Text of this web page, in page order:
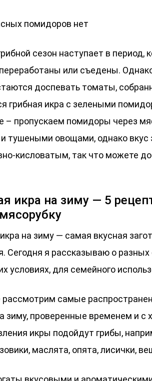
помидоров нет
сезон наступает в
или съедены.
доспевать томаты,
грибная икра с зелеными
– пропускаем помидоры через
тушеными овощами, однако вкус
кисловатым, так что можете
икра на зиму — 5
на зиму — самая вкусная
Сегодня я рассказываю о
условиях, для семейного
рассмотрим самые
зиму, проверенные временем и
икры подойдут грибы,
маслята, опята, лисички,